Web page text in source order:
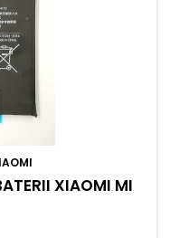
XIAOMI MI